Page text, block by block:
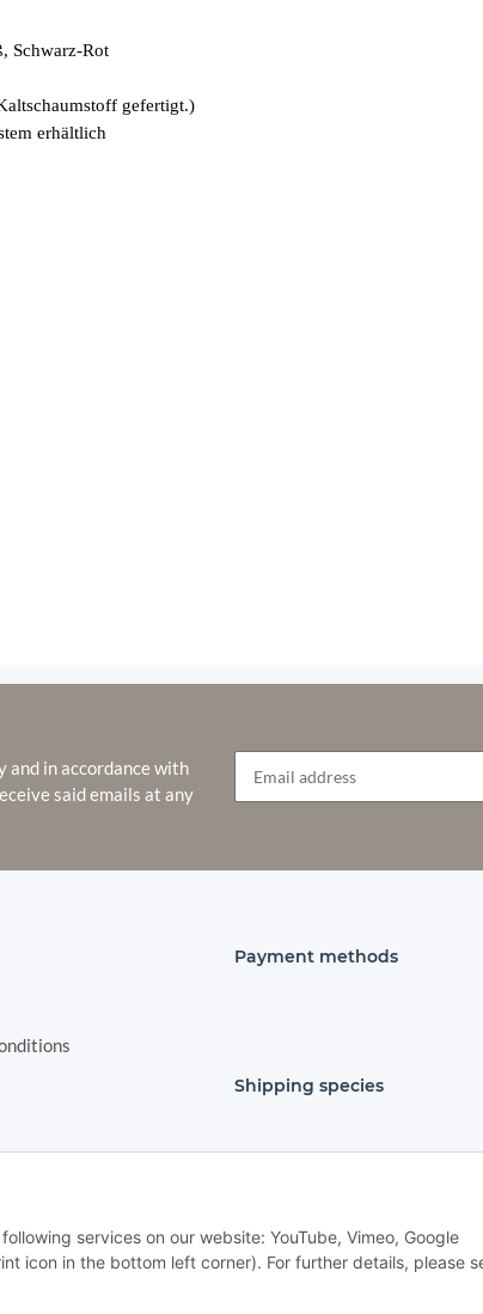
services on our website: YouTube, Vimeo, Google
icon in the bottom left corner). For further details, please
Schwarz-Rot
gefertigt.)
erhältlich
in accordance with
said emails at any
contract
Payment methods
Shipping species